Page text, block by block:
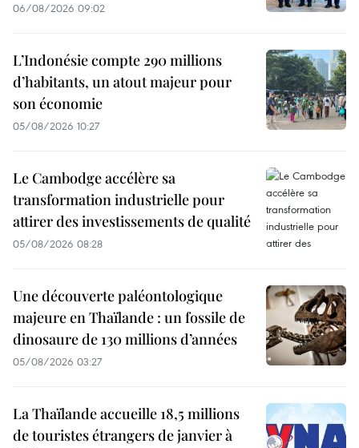
06/08/2026 09:02
L’Indonésie compte 290 millions
d’habitants, un atout majeur pour
son économie
05/08/2026 10:27
Le Cambodge accélère sa
transformation industrielle pour
attirer des investissements de qualité
05/08/2026 08:28
Une découverte paléontologique
majeure en Thaïlande : un fossile de
dinosaure de 130 millions d’années
05/08/2026 03:27
La Thaïlande accueille 18,5 millions
de touristes étrangers de janvier à